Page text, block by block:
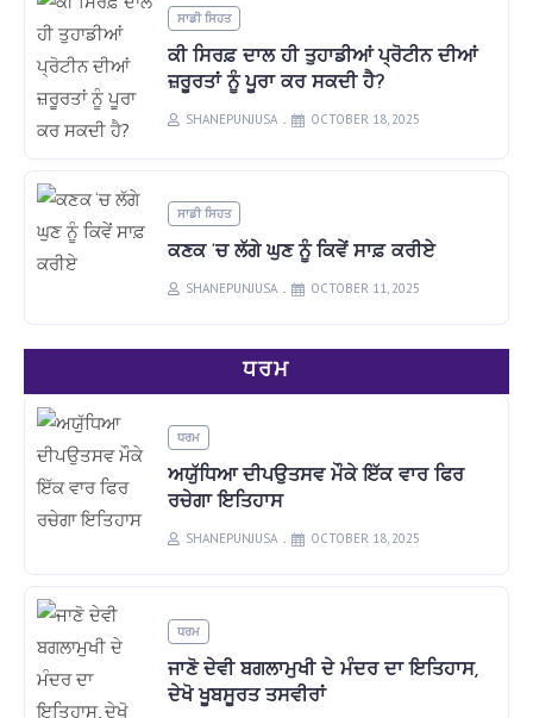
ਸਾਡੀ ਸਿਹਤ
ਕੀ ਸਿਰਫ਼ ਦਾਲ ਹੀ ਤੁਹਾਡੀਆਂ ਪ੍ਰੋਟੀਨ ਦੀਆਂ
ਜ਼ਰੂਰਤਾਂ ਨੂੰ ਪੂਰਾ ਕਰ ਸਕਦੀ ਹੈ?
SHANEPUNJUSA OCTOBER 18, 2025
ਸਾਡੀ ਸਿਹਤ
ਕਣਕ ‘ਚ ਲੱਗੇ ਘੁਣ ਨੂੰ ਕਿਵੇਂ ਸਾਫ਼ ਕਰੀਏ
SHANEPUNJUSA OCTOBER 11, 2025
ਧਰਮ
ਧਰਮ
ਅਯੁੱਧਿਆ ਦੀਪਉਤਸਵ ਮੌਕੇ ਇੱਕ ਵਾਰ ਫਿਰ
ਰਚੇਗਾ ਇਤਿਹਾਸ
SHANEPUNJUSA OCTOBER 18, 2025
ਧਰਮ
ਜਾਣੋ ਦੇਵੀ ਬਗਲਾਮੁਖੀ ਦੇ ਮੰਦਰ ਦਾ ਇਤਿਹਾਸ,
ਦੇਖੋ ਖੂਬਸੂਰਤ ਤਸਵੀਰਾਂ